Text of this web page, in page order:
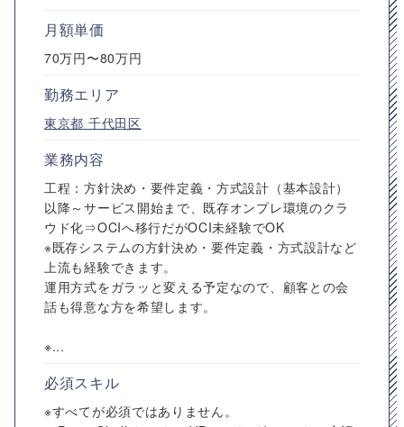
月額単価
70万円〜80万円
勤務エリア
東京都 千代田区
業務内容
工程：方針決め・要件定義・方式設計（基本設計）
以降～サービス開始まで、既存オンプレ環境のクラ
ウド化⇒OCIへ移行だがOCI未経験でOK
※既存システムの方針決め・要件定義・方式設計など
上流も経験できます。
運用方式をガラッと変える予定なので、顧客との会
話も得意な方を希望します。
※...
必須スキル
※すべてが必須ではありません。